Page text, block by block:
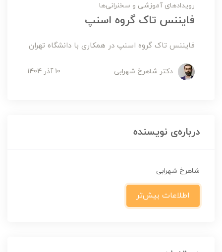
رویدادهای آموزشی و سخنرانی‌ها
فایننس تاک گروه اسنپ
فایننس تاک گروه اسنپ در همکاری با دانشگاه تهران
دکتر شاهرخ شهرابی 10 آذر 1404
درباره‌ی نویسنده
شاهرخ شهرابی
اطلاعات بیش‌تر